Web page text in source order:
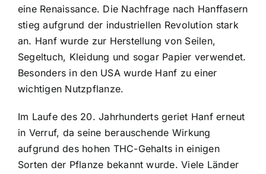
eine Renaissance. Die Nachfrage nach Hanffasern
stieg aufgrund der industriellen Revolution stark
an. Hanf wurde zur Herstellung von Seilen,
Segeltuch, Kleidung und sogar Papier verwendet.
Besonders in den USA wurde Hanf zu einer
wichtigen Nutzpflanze.
Im Laufe des 20. Jahrhunderts geriet Hanf erneut
in Verruf, da seine berauschende Wirkung
aufgrund des hohen THC-Gehalts in einigen
Sorten der Pflanze bekannt wurde. Viele Länder